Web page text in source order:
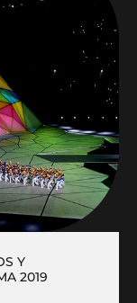
Y
2019